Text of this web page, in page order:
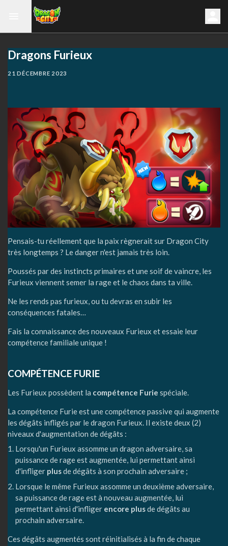
Dragons Furieux
21 DÉCEMBRE 2023
Pensais-tu réellement que la paix règnerait sur Dragon City
très longtemps ? Le danger n'est jamais très loin.
Poussés par des instincts primaires et une soif de vaincre, les
Furieux viennent semer la rage et le chaos dans ta ville.
Ne les rends pas furieux, ou tu devras en subir les
conséquences fatales…
Fais la connaissance des nouveaux Furieux et essaie leur
compétence familiale unique !
COMPÉTENCE FURIE
Les Furieux possèdent la compétence Furie spéciale.
La compétence Furie est une compétence passive qui augmente
les dégâts infligés par le dragon Furieux. Il existe deux (2)
niveaux d'augmentation de dégâts :
Lorsqu'un Furieux assomme un dragon adversaire, sa
puissance de rage est augmentée, lui permettant ainsi
d'infliger plusde dégâts à son prochain adversaire ;
Lorsque le même Furieux assomme un deuxième adversaire,
sa puissance de rage est à nouveau augmentée, lui
permettant ainsi d'infliger encore plusde dégâts au
prochain adversaire.
Ces dégâts augmentés sont réinitialisés à la fin de chaque